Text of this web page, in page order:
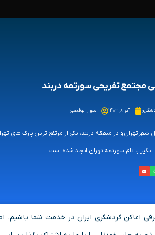
مجتمع تفریحی سورتمه دربند
آذر ۸, ۱۴۰۲ مهران توفیقی
شهر تهران و در منطقه دربند، یکی از مرتفع ترین پارک
با نام سورتمه تهران ایجاد شده است.
اماکن گردشگری ایران در خدمت شما باشیم.